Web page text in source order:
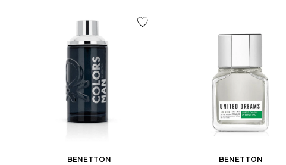
BENETTON BENETTON